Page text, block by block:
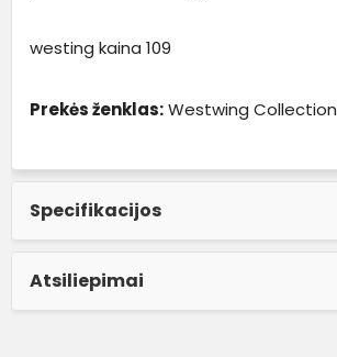
westing kaina 109
Prekės ženklas:Westwing Collection
Specifikacijos
Atsiliepimai